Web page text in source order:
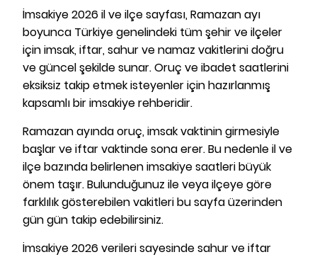
İmsakiye 2026 il ve ilçe sayfası, Ramazan ayı
boyunca Türkiye genelindeki tüm şehir ve ilçeler
için imsak, iftar, sahur ve namaz vakitlerini doğru
ve güncel şekilde sunar. Oruç ve ibadet saatlerini
eksiksiz takip etmek isteyenler için hazırlanmış
kapsamlı bir imsakiye rehberidir.
Ramazan ayında oruç, imsak vaktinin girmesiyle
başlar ve iftar vaktinde sona erer. Bu nedenle il ve
ilçe bazında belirlenen imsakiye saatleri büyük
önem taşır. Bulunduğunuz ile veya ilçeye göre
farklılık gösterebilen vakitleri bu sayfa üzerinden
gün gün takip edebilirsiniz.
İmsakiye 2026 verileri sayesinde sahur ve iftar